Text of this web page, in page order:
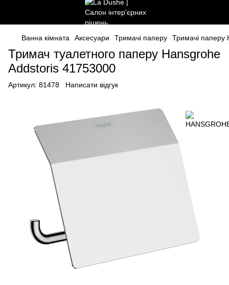
Ванна кімната Аксесуари Тримачі паперу Тримачі паперу
Тримач туалетного паперу Hansgrohe
Addstoris 41753000
Артикул: 81478 Написати відгук